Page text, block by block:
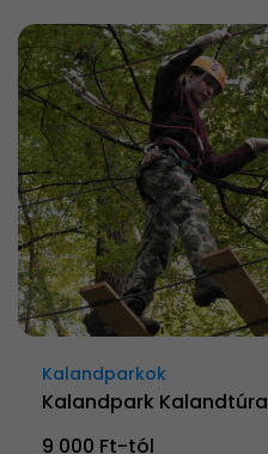
Kalandparkok
Kalandpark Kalandtúra
9 000 Ft-tól